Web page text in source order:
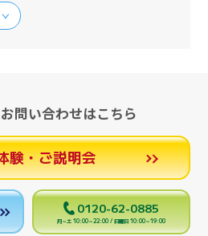
問い合わせはこちら
験・ご説明会
0120-62-0885
月～土 10:00～22:00 / 日曜日 10:00～19:00